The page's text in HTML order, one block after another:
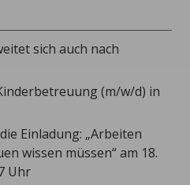
sich auch nach
(m/w/d) in
Einladung: „Arbeiten
wissen müssen“ am 18.
Uhr